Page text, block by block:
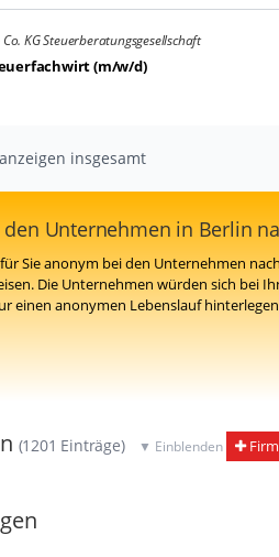
KG Steuerberatungsgesellschaft
(m/w/d)
insgesamt
Unternehmen in Berlin
Sie anonym bei den Unternehmen
Die Unternehmen würden sich bei
einen anonymen Lebenslauf
(1201 Einträge) ▼ Einblenden